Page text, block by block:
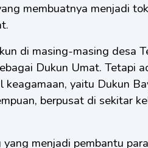
membuatnya menjadi
di masing-masing desa
Dukun Umat. Tetapi
yaitu Dukun
berpusat di sekitar
menjadi pembantu